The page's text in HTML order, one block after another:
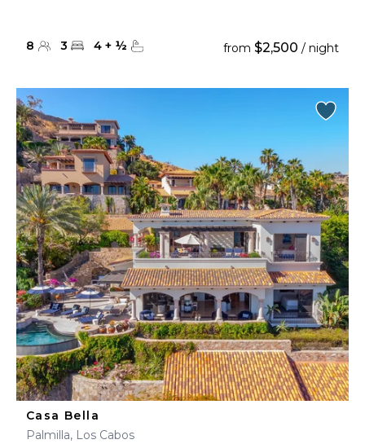
8 3 4 + ½ from $2,500 / night
Casa Bella
Palmilla, Los Cabos